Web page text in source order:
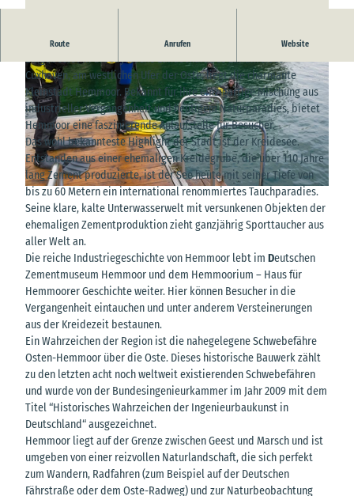
© Bernd Otten PhotographieVG Bild-Kunst Urh.-Nr.: 323 6 313 |CC-BY-SA
© Bernd Otten PhotographieVG Bild-Kunst Urh.-Nr.: 323 6 313 | CC-BY-SA
Route Anrufen Website
Hemmoor – Wo Geschichte und Natur aufeinandertreffen
Eingebettet in die idyllische Landschaft des Landkreises
Cuxhaven, am westlichen Ufer der Oste, liegt die charmante
Kleinstadt Hemmoor. Bekannt für ihre einzigartige Mischung aus
industrieller Vergangenheit und heutigem Naturparadies, bietet
Hemmoor eine faszinierende Anlaufstelle für Besucher.
Das wohl bekannteste Highlight der Stadt ist der Kreidesee.
Entstanden aus einer ehemaligen Kreidegrube, die über 110 Jahre
lang Zement produzierte, ist der See heute mit seiner Tiefe von
bis zu 60 Metern ein international renommiertes Tauchparadies.
Seine klare, kalte Unterwasserwelt mit versunkenen Objekten der
ehemaligen Zementproduktion zieht ganzjährig Sporttaucher aus
aller Welt an.
Die reiche Industriegeschichte von Hemmoor lebt im Deutschen
Zementmuseum Hemmoor und dem Hemmoorium – Haus für
Hemmoorer Geschichte weiter. Hier können Besucher in die
Vergangenheit eintauchen und unter anderem Versteinerungen
aus der Kreidezeit bestaunen.
Ein Wahrzeichen der Region ist die nahegelegene Schwebefähre
Osten-Hemmoor über die Oste. Dieses historische Bauwerk zählt
zu den letzten acht noch weltweit existierenden Schwebefähren
und wurde von der Bundesingenieurkammer im Jahr 2009 mit dem
Titel “Historisches Wahrzeichen der Ingenieurbaukunst in
Deutschland“ ausgezeichnet.
Hemmoor liegt auf der Grenze zwischen Geest und Marsch und ist
umgeben von einer reizvollen Naturlandschaft, die sich perfekt
zum Wandern, Radfahren (zum Beispiel auf der Deutschen
Fährstraße oder dem Oste-Radweg) und zur Naturbeobachtung